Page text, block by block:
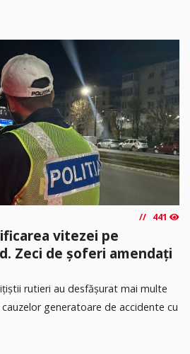
441
vitezei pe
Zeci de șoferi amendați
rutieri au desfășurat mai multe
generatoare de accidente cu